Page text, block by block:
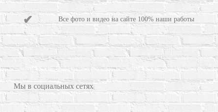
Все фото и видео на сайте 100% наши работы
Мы в социальных сетях